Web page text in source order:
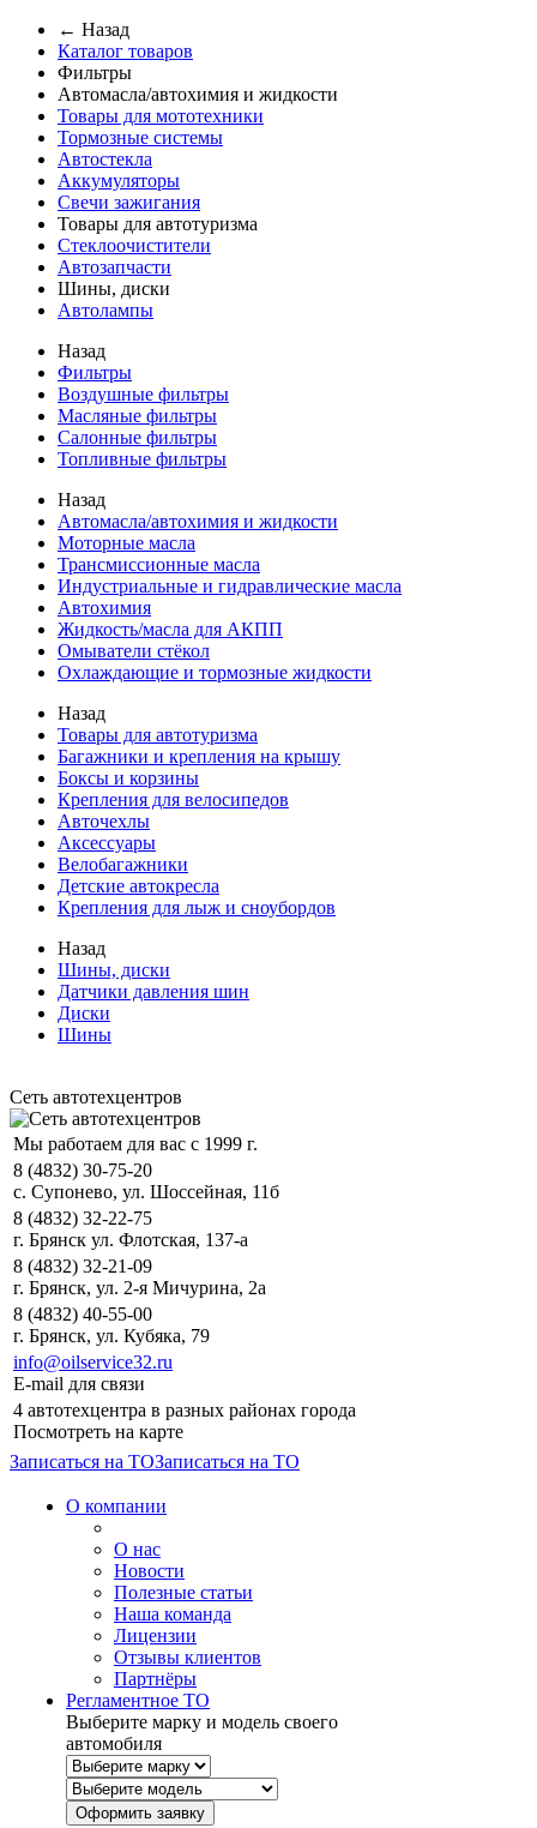
← Назад
Каталог товаров
Фильтры
Автомасла/автохимия и жидкости
Товары для мототехники
Тормозные системы
Автостекла
Аккумуляторы
Свечи зажигания
Товары для автотуризма
Стеклоочистители
Автозапчасти
Шины, диски
Автолампы
Назад
Фильтры
Воздушные фильтры
Масляные фильтры
Салонные фильтры
Топливные фильтры
Назад
Автомасла/автохимия и жидкости
Моторные масла
Трансмиссионные масла
Индустриальные и гидравлические масла
Автохимия
Жидкость/масла для АКПП
Омыватели стёкол
Охлаждающие и тормозные жидкости
Назад
Товары для автотуризма
Багажники и крепления на крышу
Боксы и корзины
Крепления для велосипедов
Авточехлы
Аксессуары
Велобагажники
Детские автокресла
Крепления для лыж и сноубордов
Назад
Шины, диски
Датчики давления шин
Диски
Шины
Сеть автотехцентров
Мы работаем для вас с 1999 г.
8 (4832) 30-75-20
с. Супонево, ул. Шоссейная, 11б
8 (4832) 32-22-75
г. Брянск ул. Флотская, 137-а
8 (4832) 32-21-09
г. Брянск, ул. 2-я Мичурина, 2а
8 (4832) 40-55-00
г. Брянск, ул. Кубяка, 79
info@oilservice32.ru
E-mail для связи
4 автотехцентра в разных районах города
Посмотреть на карте
Записаться на ТОЗаписаться на ТО
О компании
О нас
Новости
Полезные статьи
Наша команда
Лицензии
Отзывы клиентов
Партнёры
Регламентное ТО
Выберите марку и модель своего
автомобиля